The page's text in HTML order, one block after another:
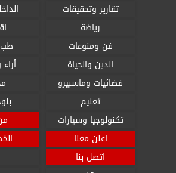
تقارير وتحقيقات
رياضة
فن ومنوعات
الدين والحياة
فضائيات وماسبيرو
تعليم
تكنولوجيا وسيارات
اعلن معنا
اتصل بنا